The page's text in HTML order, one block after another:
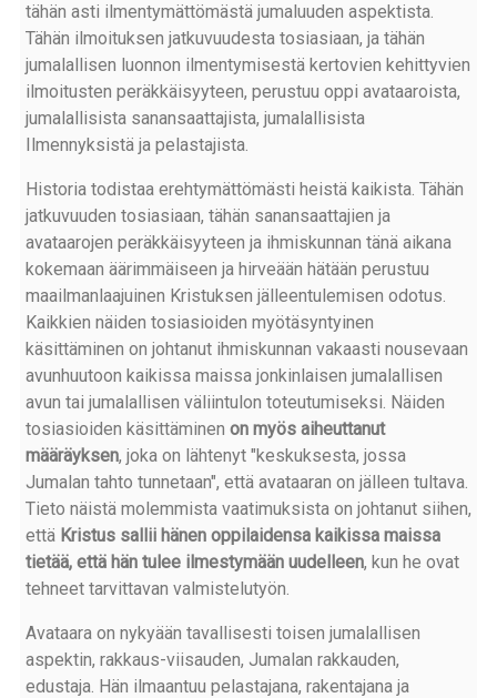
tähän asti ilmentymättömästä jumaluuden aspektista.
Tähän ilmoituksen jatkuvuudesta tosiasiaan, ja tähän
jumalallisen luonnon ilmentymisestä kertovien kehittyvien
ilmoitusten peräkkäisyyteen, perustuu oppi avataaroista,
jumalallisista sanansaattajista, jumalallisista
Ilmennyksistä ja pelastajista.
Historia todistaa erehtymättömästi heistä kaikista. Tähän
jatkuvuuden tosiasiaan, tähän sanansaattajien ja
avataarojen peräkkäisyyteen ja ihmiskunnan tänä aikana
kokemaan äärimmäiseen ja hirveään hätään perustuu
maailmanlaajuinen Kristuksen jälleentulemisen odotus.
Kaikkien näiden tosiasioiden myötäsyntyinen
käsittäminen on johtanut ihmiskunnan vakaasti nousevaan
avunhuutoon kaikissa maissa jonkinlaisen jumalallisen
avun tai jumalallisen väliintulon toteutumiseksi. Näiden
tosiasioiden käsittäminen on myös aiheuttanut
määräyksen, joka on lähtenyt "keskuksesta, jossa
Jumalan tahto tunnetaan", että avataaran on jälleen tultava.
Tieto näistä molemmista vaatimuksista on johtanut siihen,
että Kristus sallii hänen oppilaidensa kaikissa maissa
tietää, että hän tulee ilmestymään uudelleen, kun he ovat
tehneet tarvittavan valmistelutyön.
Avataara on nykyään tavallisesti toisen jumalallisen
aspektin, rakkaus-viisauden, Jumalan rakkauden,
edustaja. Hän ilmaantuu pelastajana, rakentajana ja